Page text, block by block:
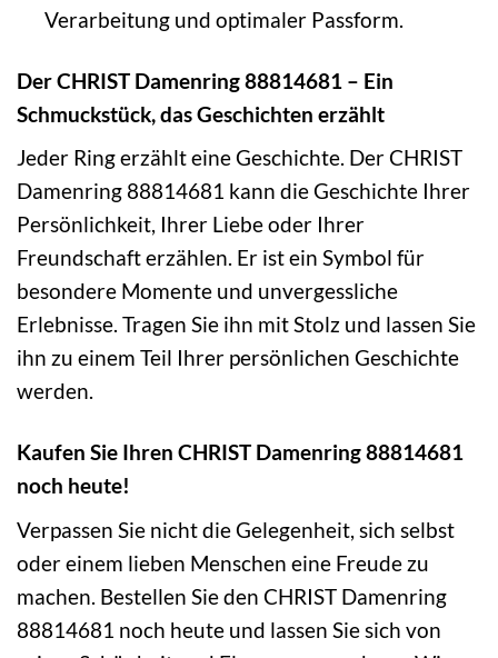
Verarbeitung und optimaler Passform.
Der CHRIST Damenring 88814681 – Ein
Schmuckstück, das Geschichten erzählt
Jeder Ring erzählt eine Geschichte. Der CHRIST
Damenring 88814681 kann die Geschichte Ihrer
Persönlichkeit, Ihrer Liebe oder Ihrer
Freundschaft erzählen. Er ist ein Symbol für
besondere Momente und unvergessliche
Erlebnisse. Tragen Sie ihn mit Stolz und lassen Sie
ihn zu einem Teil Ihrer persönlichen Geschichte
werden.
Kaufen Sie Ihren CHRIST Damenring 88814681
noch heute!
Verpassen Sie nicht die Gelegenheit, sich selbst
oder einem lieben Menschen eine Freude zu
machen. Bestellen Sie den CHRIST Damenring
88814681 noch heute und lassen Sie sich von